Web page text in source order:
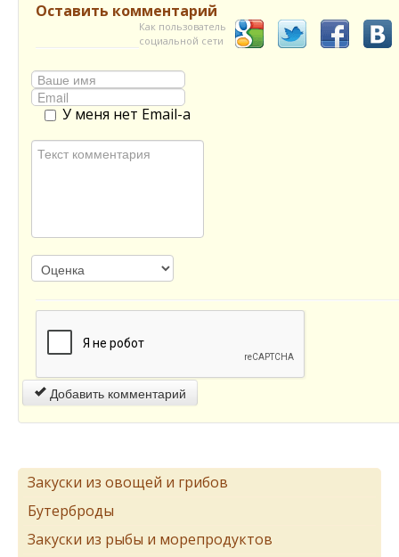
Оставить комментарий
Как пользователь
социальной сети
У меня нет Email-а
Добавить комментарий
Закуски из овощей и грибов
Бутерброды
Закуски из рыбы и морепродуктов